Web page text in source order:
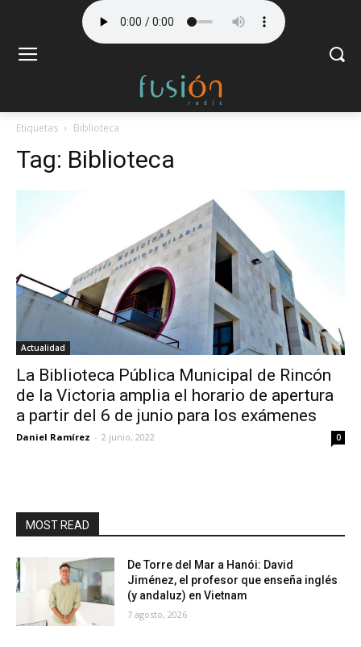
Etiquetas Biblioteca
Tag: Biblioteca
Actualidad
La Biblioteca Pública Municipal de Rincón
de la Victoria amplia el horario de apertura
a partir del 6 de junio para los exámenes
Daniel Ramírez - 2 junio, 2022 0
MOST READ
De Torre del Mar a Hanói: David
Jiménez, el profesor que enseña inglés
(y andaluz) en Vietnam
7 agosto, 2026